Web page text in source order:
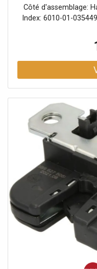
Côté d'assemblage:
Index: 6010-01-